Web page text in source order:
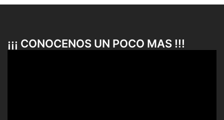
¡¡¡ CONOCENOS UN POCO MAS !!!